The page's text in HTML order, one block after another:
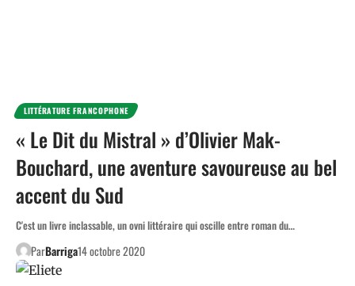
LITTÉRATURE FRANCOPHONE
« Le Dit du Mistral » d’Olivier Mak-
Bouchard, une aventure savoureuse au bel
accent du Sud
C'est un livre inclassable, un ovni littéraire qui oscille entre roman du…
ParBarriga14 octobre 2020